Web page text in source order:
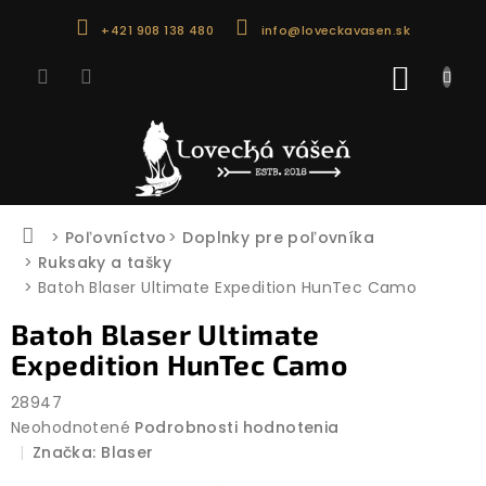
+421 908 138 480 info@loveckavasen.sk
Domov
Poľovníctvo
Doplnky pre poľovníka
Ruksaky a tašky
Batoh Blaser Ultimate Expedition HunTec Camo
Batoh Blaser Ultimate
Expedition HunTec Camo
28947
Priemerné
hodnotenie
Neohodnotené Podrobnosti hodnotenia
Značka: Blaser